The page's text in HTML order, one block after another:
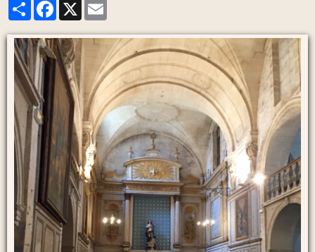
PartagerFacebook
X